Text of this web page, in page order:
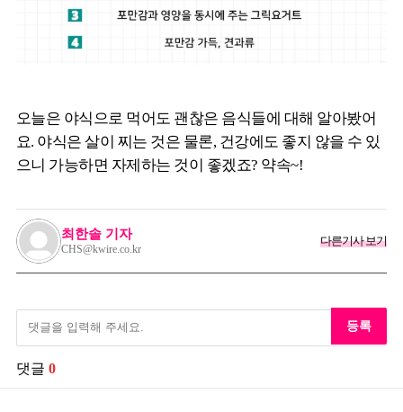
오늘은 야식으로 먹어도 괜찮은 음식들에 대해 알아봤어
요. 야식은 살이 찌는 것은 물론, 건강에도 좋지 않을 수 있
으니 가능하면 자제하는 것이 좋겠죠? 약속~!
최한솔 기자
CHS@kwire.co.kr
다른기사 보기
등록
댓글 0